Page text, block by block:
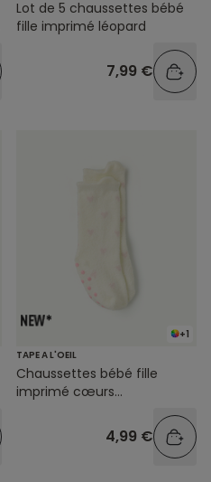
Lot de 5 chaussettes bébé
fille imprimé léopard
7,99 €
+1
TAPE A L'OEIL
Chaussettes bébé fille
imprimé cœurs
4,99 €